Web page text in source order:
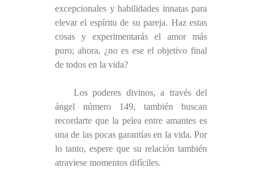
excepcionales y habilidades innatas para
elevar el espíritu de su pareja. Haz estas
cosas y experimentarás el amor más
puro; ahora, ¿no es ese el objetivo final
de todos en la vida?
Los poderes divinos, a través del
ángel número 149, también buscan
recordarte que la pelea entre amantes es
una de las pocas garantías en la vida. Por
lo tanto, espere que su relación también
atraviese momentos difíciles.